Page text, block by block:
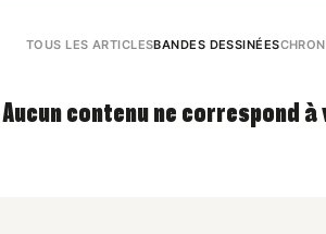
TOUS LES ARTICLESBANDES DESSINÉES
Aucun contenu ne correspond